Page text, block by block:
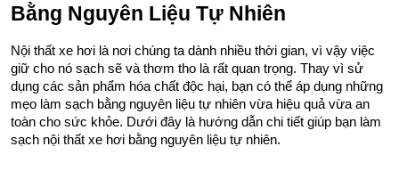
Bằng Nguyên Liệu Tự Nhiên
Nội thất xe hơi là nơi chúng ta dành nhiều thời gian, vì vậy việc
giữ cho nó sạch sẽ và thơm tho là rất quan trọng. Thay vì sử
dụng các sản phẩm hóa chất độc hại, bạn có thể áp dụng những
mẹo làm sạch bằng nguyên liệu tự nhiên vừa hiệu quả vừa an
toàn cho sức khỏe. Dưới đây là hướng dẫn chi tiết giúp bạn làm
sạch nội thất xe hơi bằng nguyên liệu tự nhiên.